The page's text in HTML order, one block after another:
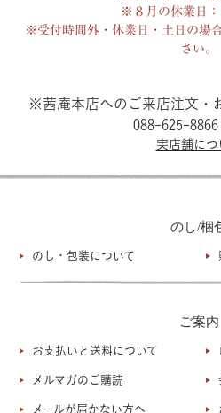
※８月の休業日：
※受付時間外・休業日・土日の場
さい。
※茜庵本店へのご来店注文・
088-625-8866
実店舗につ
のし/梱
のし・包装について
ご案内
お支払いと送料について
メルマガのご購読
メールが届かない方へ